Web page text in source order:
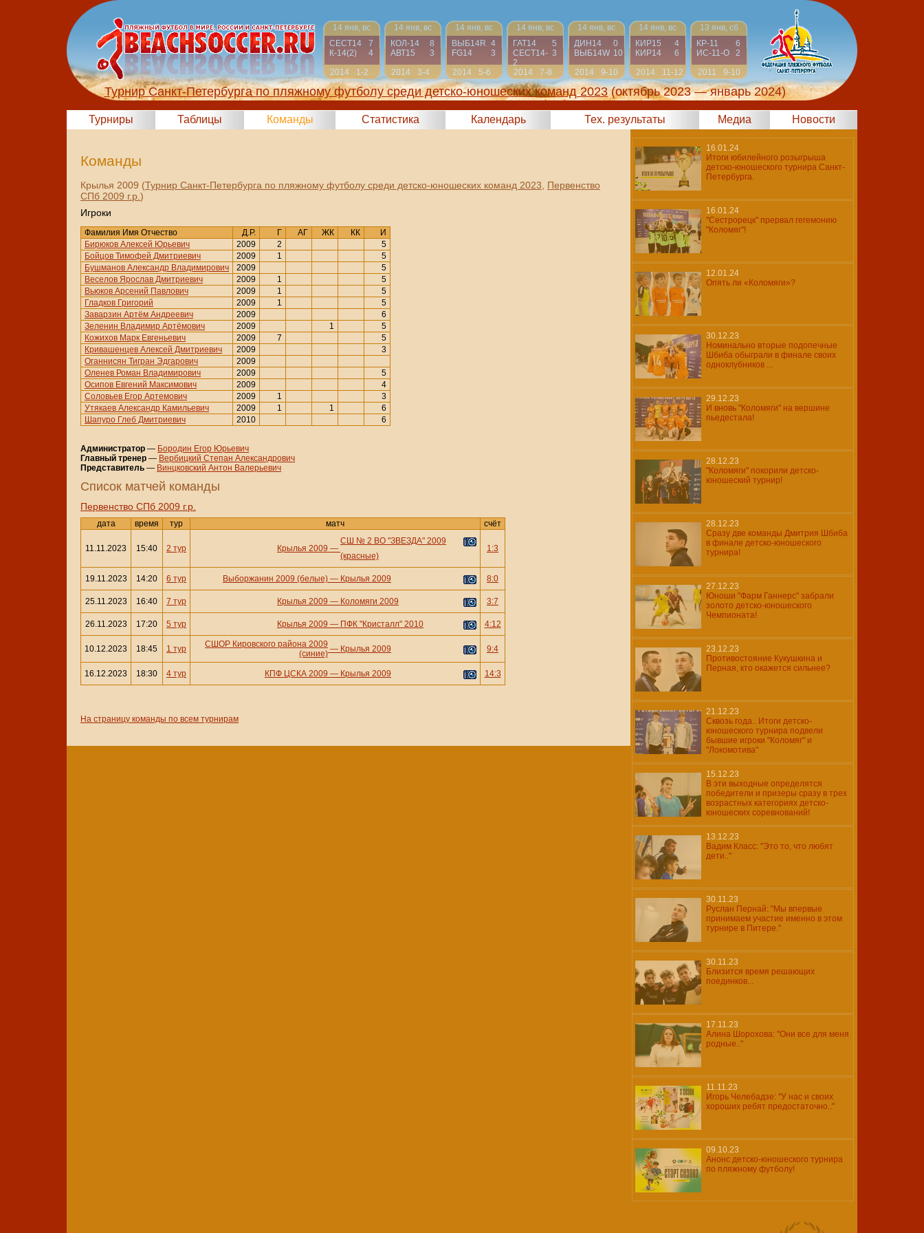
14 янв, вс
СЕСТ14
7
К-14(2)
4
2014
1-2
14 янв, вс
КОЛ-14
8
АВТ15
3
2014
3-4
14 янв, вс
ВЫБ14R 4
FG14
3
2014
5-6
14 янв, вс
ГАТ14
5
СЕСТ14-
2
3
2014
7-8
14 янв, вс
ДИН14
0
ВЫБ14W 10
2014
9-10
14 янв, вс
КИР15
4
КИР14
6
2014
11-12
13 янв, сб
КР-11
6
ИС-11-О
2
2011
9-10
Турнир Санкт-Петербурга по пляжному футболу среди детско-юношеских команд 2023 (октябрь 2023 — январь 2024)
Турниры Таблицы Команды Статистика Календарь Тех. результаты Медиа Новости
Команды
Крылья 2009 (Турнир Санкт-Петербурга по пляжному футболу среди детско-юношеских команд 2023
Первенство
СПб 2009 г.р. )
Игроки
Фамилия Имя Отчество Д.Р. Г АГ ЖК КК
И
Бирюков Алексей Юрьевич
2009 2
5
Бойцов Тимофей Дмитриевич
2009 1
5
Бушманов Александр Владимирович
2009
5
Веселов Ярослав Дмитриевич
2009 1
5
Вьюков Арсений Павлович
2009 1
5
Гладков Григорий
2009 1
5
Заварзин Артём Андреевич
2009
6
Зеленин Владимир Артёмович
2009 1
5
Кожихов Марк Евгеньевич
2009 7
5
Кривашенцев Алексей Дмитриевич
2009
3
Оганнисян Тигран Эдгарович
2009
Оленев Роман Владимирович
2009
5
Осипов Евгений Максимович
2009
4
Соловьев Егор Артемович
2009 1
3
Утякаев Александр Камильевич
2009 1 1
6
Шапуро Глеб Дмитриевич
2010 6
Администратор — Бородин Егор Юрьевич
Главный тренер — Вербицкий Степан Александрович
Представитель — Винцковский Антон Валерьевич
Cписок матчей команды
Первенство СПб 2009 г.р.
дата время тур матч счёт
11.11.2023 15:40 2 тур Крылья 2009 —
СШ № 2 ВО "ЗВЕЗДА" 2009
(красные)
1:3
19.11.2023 14:20 6 тур Выборжанин 2009 (белые) — Крылья 2009 8:0
25.11.2023 16:40 7 тур Крылья 2009 — Коломяги 2009 3:7
26.11.2023 17:20 5 тур Крылья 2009 — ПФК "Кристалл" 2010 4:12
10.12.2023 18:45 1 тур
СШОР Кировского района 2009
(синие) — Крылья 2009 9:4
16.12.2023 18:30 4 тур КПФ ЦСКА 2009 — Крылья 2009 14:3
На страницу команды по всем турнирам
16.01.24
Итоги юбилейного розыгрыша
детско-юношеского турнира Санкт-
Петербурга.
16.01.24
"Сестрорецк" прервал гегемонию
"Коломяг"!
12.01.24
Опять ли «Коломяги»?
30.12.23
Номинально вторые подопечные
Шбиба обыграли в финале своих
одноклубников ...
29.12.23
И вновь "Коломяги" на вершине
пьедестала!
28.12.23
"Коломяги" покорили детско-
юношеский турнир!
28.12.23
Сразу две команды Дмитрия Шбиба
в финале детско-юношеского
турнира!
27.12.23
Юноши "Фарм Ганнерс" забрали
золото детско-юношеского
Чемпионата!
23.12.23
Противостояние Кукушкина и
Перная, кто окажется сильнее?
21.12.23
Сквозь года.. Итоги детско-
юношеского турнира подвели
бывшие игроки "Коломяг" и
"Локомотива"
15.12.23
В эти выходные определятся
победители и призеры сразу в трех
возрастных категориях детско-
юношеских соревнований!
13.12.23
Вадим Класс: "Это то, что любят
дети.."
30.11.23
Руслан Пернай: "Мы впервые
принимаем участие именно в этом
турнире в Питере."
30.11.23
Близится время решающих
поединков...
17.11.23
Алина Шорохова: "Они все для меня
родные.."
11.11.23
Игорь Челебадзе: "У нас и своих
хороших ребят предостаточно.."
09.10.23
Анонс детско-юношеского турнира
по пляжному футболу!